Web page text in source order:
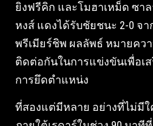
ยิงฟรีคิก และโมฮาเหม็ด ซา
หงส์ แดงได้รับชัยชนะ 2-0 จ
พรีเมียร์ชิพ ผลลัพธ์ หมายคว
ติดต่อกันในการแข่งขันเพื่อเ
การยึดตำแหน่ง
ที่สองแต่มีหลาย อย่างที่ไม่มีใ